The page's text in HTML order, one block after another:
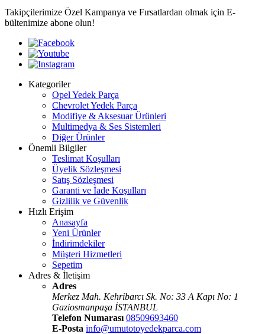
Takipçilerimize Özel Kampanya ve Fırsatlardan olmak için E-
bültenimize abone olun!
Kategoriler
Opel Yedek Parça
Chevrolet Yedek Parça
Modifiye & Aksesuar Ürünleri
Multimedya & Ses Sistemleri
Diğer Ürünler
Önemli Bilgiler
Teslimat Koşulları
Üyelik Sözleşmesi
Satış Sözleşmesi
Garanti ve İade Koşulları
Gizlilik ve Güvenlik
Hızlı Erişim
Anasayfa
Yeni Ürünler
İndirimdekiler
Müşteri Hizmetleri
Sepetim
Adres & İletişim
Adres
Merkez Mah. Kehribarcı Sk. No: 33 A Kapı No: 1
Gaziosmanpaşa İSTANBUL
Telefon Numarası 08509693460
E-Posta info@umutotoyedekparca.com